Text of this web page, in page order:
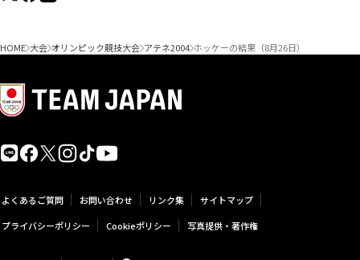
HOME 大会 オリンピック競技大会 アテネ2004 ホッケーの結果（8月26日）
よくあるご質問 お問い合わせ リンク集
サイトマップ
プライバシーポリシー
Cookieポリシー 写真提供・著作権